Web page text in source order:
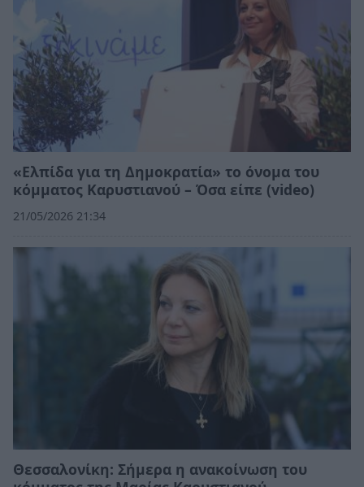
«Ελπίδα για τη Δημοκρατία» το όνομα του
κόμματος Καρυστιανού – Όσα είπε (video)
21/05/2026 21:34
Θεσσαλονίκη: Σήμερα η ανακοίνωση του